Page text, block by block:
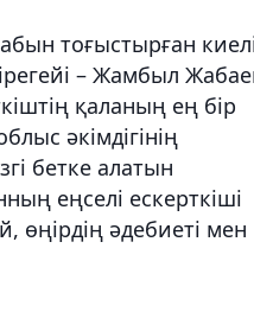
тоғыстырған
– Жамбыл
қаланың ең бір
әкімдігінің
бетке алатын
еңселі ескерткіші
өңірдің әдебиеті мен